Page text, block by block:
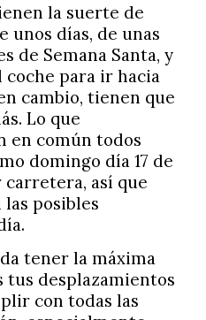
la suerte de
unos días, de unas
de Semana Santa, y
para ir hacia
cambio, tienen que
Lo que
en común todos
domingo día 17 de
así que
posibles
tener la máxima
tus desplazamientos
con todas las